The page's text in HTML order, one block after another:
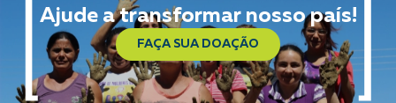
Ajude a transformar nosso país!
FAÇA SUA DOAÇÃO